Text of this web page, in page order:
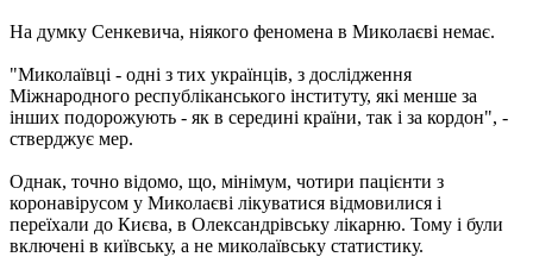
На думку Сенкевича, ніякого феномена в Миколаєві немає.
"Миколаївці - одні з тих українців, з дослідження
Міжнародного республіканського інституту, які менше за
інших подорожують - як в середині країни, так і за кордон", -
стверджує мер.
Однак, точно відомо, що, мінімум, чотири пацієнти з
коронавірусом у Миколаєві лікуватися відмовилися і
переїхали до Києва, в Олександрівську лікарню. Тому і були
включені в київську, а не миколаївську статистику.